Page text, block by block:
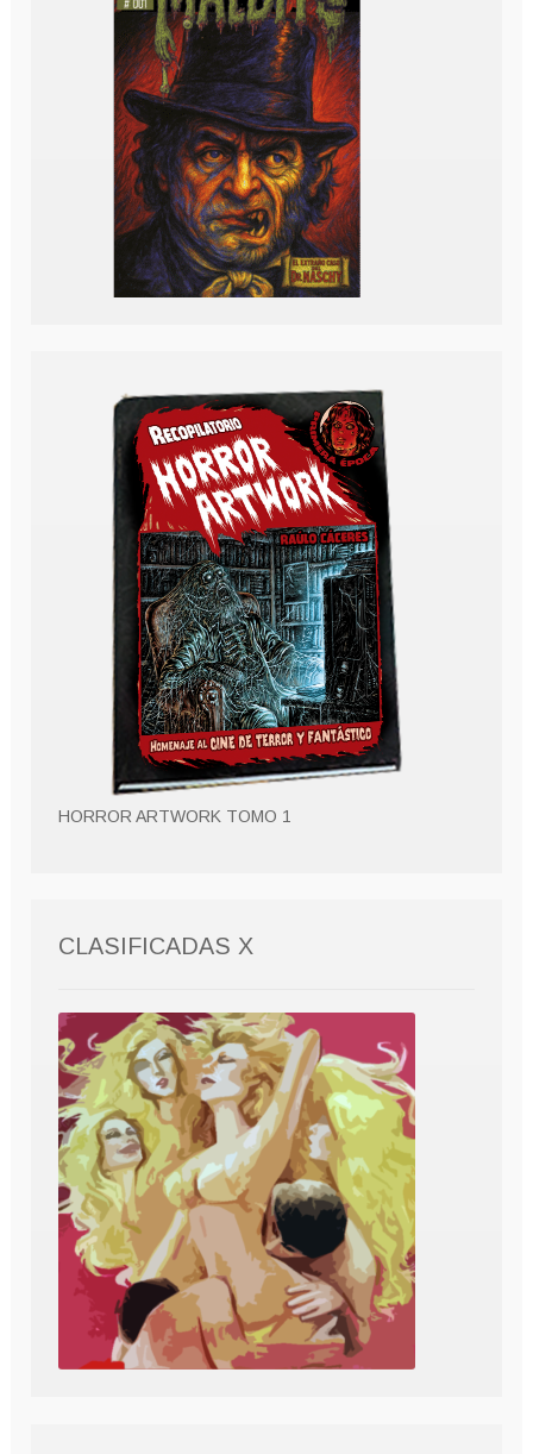
HORROR ARTWORK TOMO 1
CLASIFICADAS X